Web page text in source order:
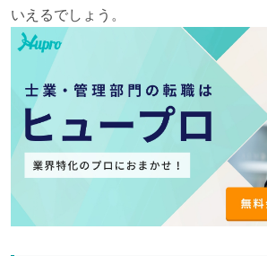
いえるでしょう。